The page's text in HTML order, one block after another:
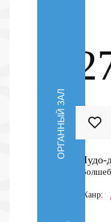
ОРГАННЫЙ ЗАЛ
Чудо-
Жанр: